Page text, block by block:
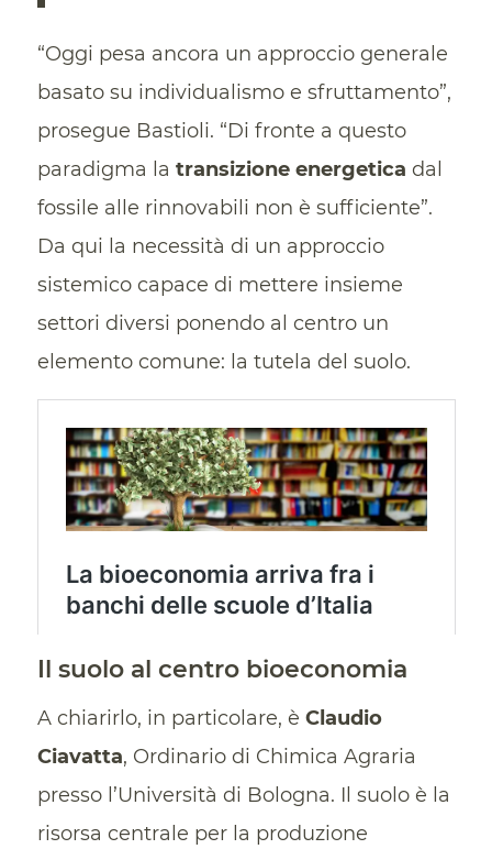
“Oggi pesa ancora un approccio generale
basato su individualismo e sfruttamento”,
prosegue Bastioli. “Di fronte a questo
paradigma la transizione energetica dal
fossile alle rinnovabili non è sufficiente”.
Da qui la necessità di un approccio
sistemico capace di mettere insieme
settori diversi ponendo al centro un
elemento comune: la tutela del suolo.
Il suolo al centro bioeconomia
A chiarirlo, in particolare, è Claudio
Ciavatta, Ordinario di Chimica Agraria
presso l’Università di Bologna. Il suolo è la
risorsa centrale per la produzione